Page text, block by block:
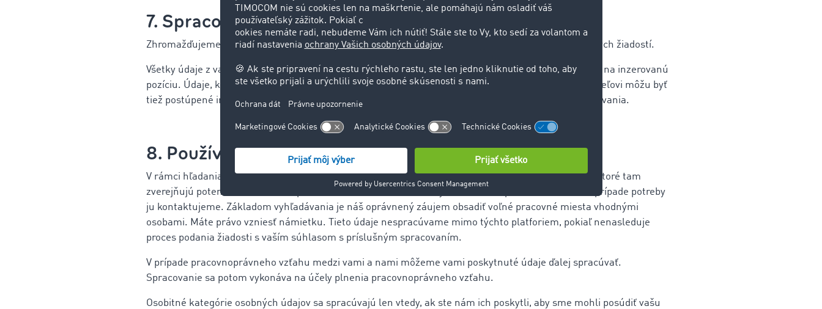
7. Spracovanie údajov v procese podávania žiadostí
Zhromažďujeme a ukladáme osobné údaje zo žiadostí o inzerované pracovné pozície a z nevyžiadaných žiadostí.
Všetky údaje z vašej žiadosti budú zhromaždené a spracované s cieľom vybrať vhodných uchádzačov na inzerovanú
pozíciu. Údaje, ktoré spracúvame, si určujete sami, pretože sami iniciujete ich prenos. Údaje o žiadateľovi môžu byť
tiež postúpené iným spoločnostiam a nadriadeným orgánom v skupine spoločností na účely rozhodovania.
8. Používanie služieb XING a LinkedIn
V rámci hľadania vhodných kandidátov vyhľadávame na portáloch XING a LinkedIn a osobné údaje, ktoré tam
zverejňujú potenciálni kandidáti, používame na overenie toho, či je daná osoba pre nás vhodná, a v prípade potreby
ju kontaktujeme. Základom vyhľadávania je náš oprávnený záujem obsadiť voľné pracovné miesta vhodnými
osobami. Máte právo vzniesť námietku. Tieto údaje nespracúvame mimo týchto platforiem, pokiaľ nenasleduje
proces podania žiadosti s vaším súhlasom s príslušným spracovaním.
V prípade pracovnoprávneho vzťahu medzi vami a nami môžeme vami poskytnuté údaje ďalej spracúvať.
Spracovanie sa potom vykonáva na účely plnenia pracovnoprávneho vzťahu.
Osobitné kategórie osobných údajov sa spracúvajú len vtedy, ak ste nám ich poskytli, aby sme mohli posúdiť vašu